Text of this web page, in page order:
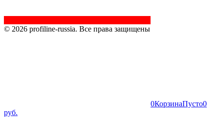
© 2026 profiline-russia. Все права защищены
0КорзинаПусто0
руб.